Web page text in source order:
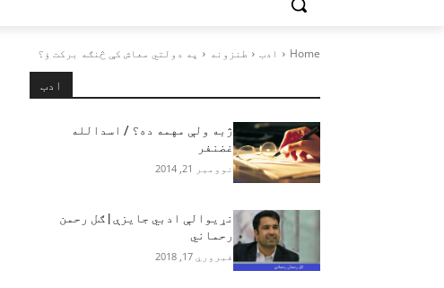
Home ادب طنزونه په دولتي معاش کې څنګه برکت ؤ؟
ادب
ژبه ولې مهمه ده؟ / اسدالله
غضنفر
نوومبر 21, 2014
نړيوالې ادبي جايزې | ګل رحمن
رحماني
فبروري 17, 2018